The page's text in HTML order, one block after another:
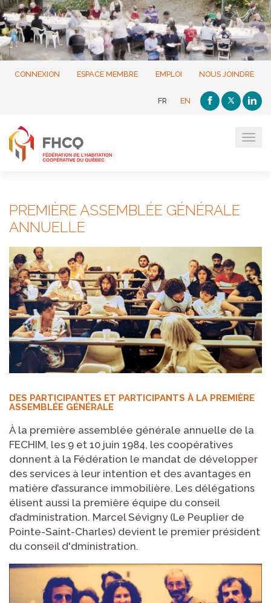
CONNEXION ESPACE MEMBRE EMPLOI NOUS JOINDRE
FR EN
PREMIÈRE ASSEMBLÉE GÉNÉRALE
ANNUELLE
DES PARTICIPANTES ET PARTICIPANTS À LA PREMIÈRE
ASSEMBLÉE GÉNÉRALE
À la première assemblée générale annuelle de la
FECHIM, les 9 et 10 juin 1984, les coopératives
donnent à la Fédération le mandat de développer
des services à leur intention et des avantages en
matière d’assurance immobilière. Les délégations
élisent aussi la première équipe du conseil
d’administration. Marcel Sévigny (Le Peuplier de
Pointe-Saint-Charles) devient le premier président
du conseil d'dministration.